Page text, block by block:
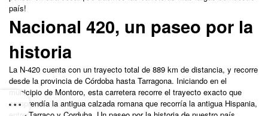
país!
Nacional 420, un paseo por la
historia
La N-420 cuenta con un trayecto total de 889 km de distancia, y recorre
desde la provincia de Córdoba hasta Tarragona. Iniciando en el
municipio de Montoro, esta carretera recorre el trayecto exacto que
comprendía la antigua calzada romana que recorría la antigua Hispania,